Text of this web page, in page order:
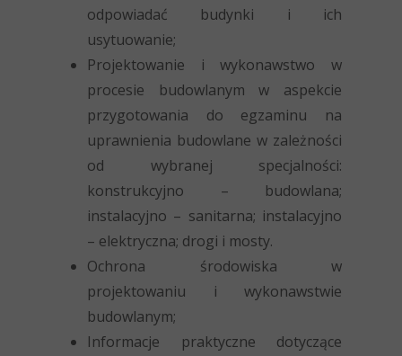
odpowiadać budynki i ich
usytuowanie;
Projektowanie i wykonawstwo w
procesie budowlanym w aspekcie
przygotowania do egzaminu na
uprawnienia budowlane w zależności
od wybranej specjalności:
konstrukcyjno – budowlana;
instalacyjno – sanitarna; instalacyjno
– elektryczna; drogi i mosty.
Ochrona środowiska w
projektowaniu i wykonawstwie
budowlanym;
Informacje praktyczne dotyczące